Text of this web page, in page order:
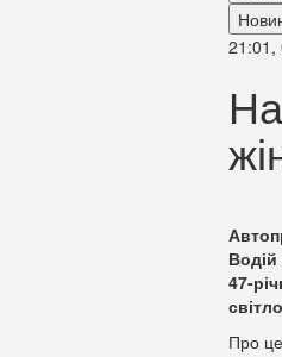
21:01,
47-
Про